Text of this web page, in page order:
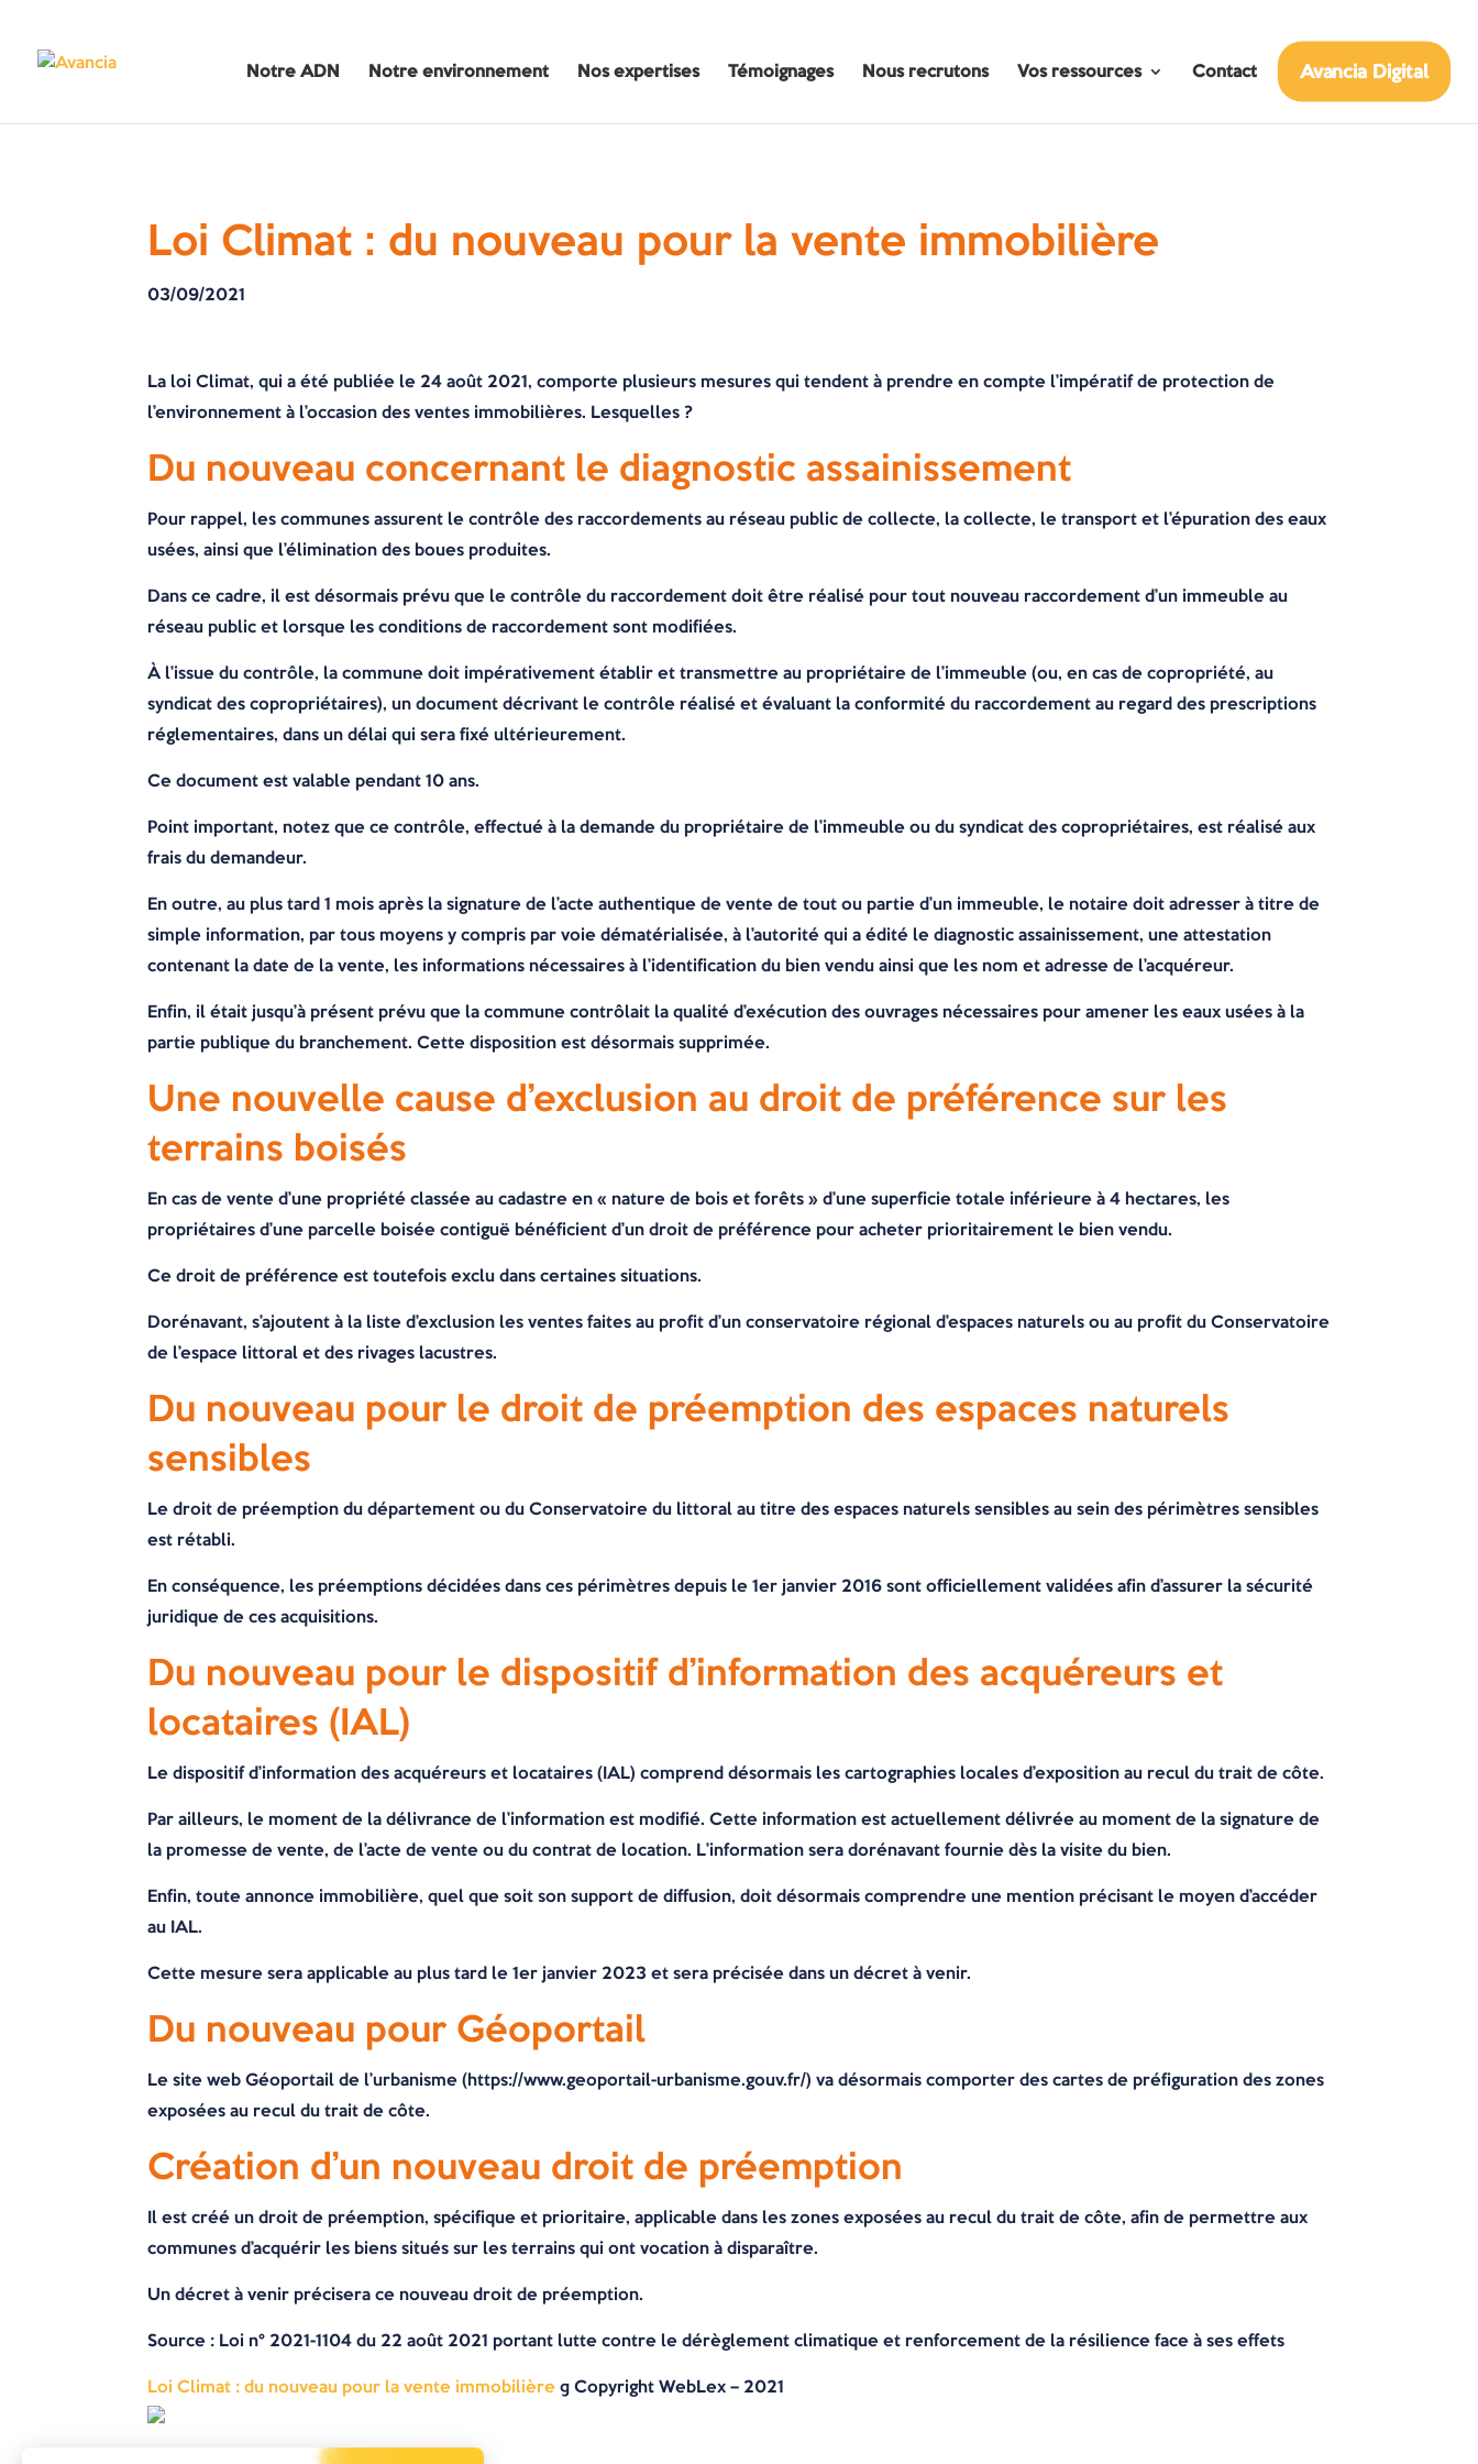
Notre ADN Notre environnement Nos expertises Témoignages Nous recrutons Vos ressources Contact Avancia Digital
Loi Climat : du nouveau pour la vente immobilière
03/09/2021
La loi Climat, qui a été publiée le 24 août 2021, comporte plusieurs mesures qui tendent à prendre en compte l’impératif de protection de
l’environnement à l’occasion des ventes immobilières. Lesquelles ?
Du nouveau concernant le diagnostic assainissement
Pour rappel, les communes assurent le contrôle des raccordements au réseau public de collecte, la collecte, le transport et l’épuration des eaux
usées, ainsi que l’élimination des boues produites.
Dans ce cadre, il est désormais prévu que le contrôle du raccordement doit être réalisé pour tout nouveau raccordement d’un immeuble au
réseau public et lorsque les conditions de raccordement sont modifiées.
À l’issue du contrôle, la commune doit impérativement établir et transmettre au propriétaire de l’immeuble (ou, en cas de copropriété, au
syndicat des copropriétaires), un document décrivant le contrôle réalisé et évaluant la conformité du raccordement au regard des prescriptions
réglementaires, dans un délai qui sera fixé ultérieurement.
Ce document est valable pendant 10 ans.
Point important, notez que ce contrôle, effectué à la demande du propriétaire de l’immeuble ou du syndicat des copropriétaires, est réalisé aux
frais du demandeur.
En outre, au plus tard 1 mois après la signature de l’acte authentique de vente de tout ou partie d’un immeuble, le notaire doit adresser à titre de
simple information, par tous moyens y compris par voie dématérialisée, à l’autorité qui a édité le diagnostic assainissement, une attestation
contenant la date de la vente, les informations nécessaires à l’identification du bien vendu ainsi que les nom et adresse de l’acquéreur.
Enfin, il était jusqu’à présent prévu que la commune contrôlait la qualité d’exécution des ouvrages nécessaires pour amener les eaux usées à la
partie publique du branchement. Cette disposition est désormais supprimée.
Une nouvelle cause d’exclusion au droit de préférence sur les
terrains boisés
En cas de vente d’une propriété classée au cadastre en « nature de bois et forêts » d’une superficie totale inférieure à 4 hectares, les
propriétaires d’une parcelle boisée contiguë bénéficient d’un droit de préférence pour acheter prioritairement le bien vendu.
Ce droit de préférence est toutefois exclu dans certaines situations.
Dorénavant, s’ajoutent à la liste d’exclusion les ventes faites au profit d’un conservatoire régional d’espaces naturels ou au profit du Conservatoire
de l’espace littoral et des rivages lacustres.
Du nouveau pour le droit de préemption des espaces naturels
sensibles
Le droit de préemption du département ou du Conservatoire du littoral au titre des espaces naturels sensibles au sein des périmètres sensibles
est rétabli.
En conséquence, les préemptions décidées dans ces périmètres depuis le 1er janvier 2016 sont officiellement validées afin d’assurer la sécurité
juridique de ces acquisitions.
Du nouveau pour le dispositif d’information des acquéreurs et
locataires (IAL)
Le dispositif d’information des acquéreurs et locataires (IAL) comprend désormais les cartographies locales d’exposition au recul du trait de côte.
Par ailleurs, le moment de la délivrance de l’information est modifié. Cette information est actuellement délivrée au moment de la signature de
la promesse de vente, de l’acte de vente ou du contrat de location. L’information sera dorénavant fournie dès la visite du bien.
Enfin, toute annonce immobilière, quel que soit son support de diffusion, doit désormais comprendre une mention précisant le moyen d’accéder
au IAL.
Cette mesure sera applicable au plus tard le 1er janvier 2023 et sera précisée dans un décret à venir.
Du nouveau pour Géoportail
Le site web Géoportail de l’urbanisme (https://www.geoportail-urbanisme.gouv.fr/) va désormais comporter des cartes de préfiguration des zones
exposées au recul du trait de côte.
Création d’un nouveau droit de préemption
Il est créé un droit de préemption, spécifique et prioritaire, applicable dans les zones exposées au recul du trait de côte, afin de permettre aux
communes d’acquérir les biens situés sur les terrains qui ont vocation à disparaître.
Un décret à venir précisera ce nouveau droit de préemption.
Source : Loi n° 2021-1104 du 22 août 2021 portant lutte contre le dérèglement climatique et renforcement de la résilience face à ses effets
Loi Climat : du nouveau pour la vente immobilière© Copyright WebLex – 2021